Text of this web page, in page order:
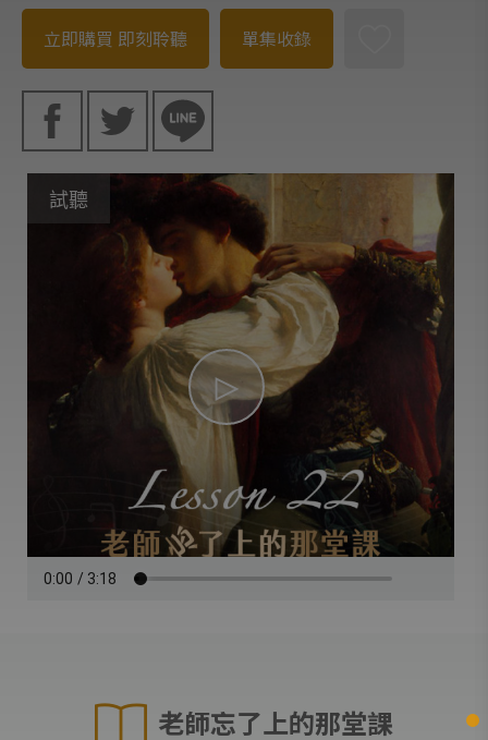
立即購買 即刻聆聽 單集收錄
老師忘了上的那堂課